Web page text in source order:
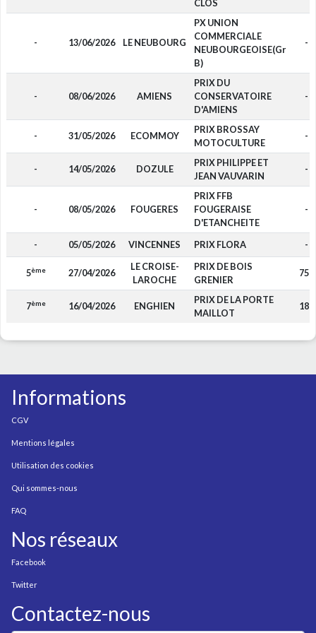
CLOS
- 13/06/2026 LE NEUBOURG
PX UNION
COMMERCIALE
NEUBOURGEOISE(Gr
B)
-
- 08/06/2026 AMIENS
PRIX DU
CONSERVATOIRE
D'AMIENS
-
- 31/05/2026 ECOMMOY
PRIX BROSSAY
MOTOCULTURE
-
- 14/05/2026 DOZULE
PRIX PHILIPPE ET
JEAN VAUVARIN
-
- 08/05/2026 FOUGERES
PRIX FFB
FOUGERAISE
D'ETANCHEITE
-
- 05/05/2026 VINCENNES PRIX FLORA -
5ème 27/04/2026
LE CROISE-
LAROCHE
PRIX DE BOIS
GRENIER
750
7ème 16/04/2026 ENGHIEN
PRIX DE LA PORTE
MAILLOT
180
Informations
CGV
Mentions légales
Utilisation des cookies
Qui sommes-nous
FAQ
Nos réseaux
Facebook
Twitter
Contactez-nous